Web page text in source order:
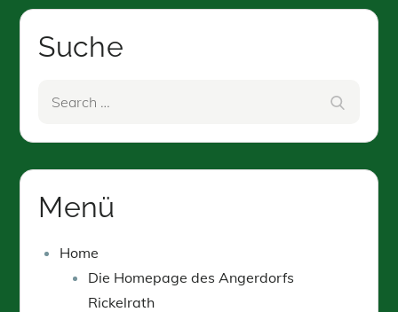
Suche
Menü
Home
Die Homepage des Angerdorfs
Rickelrath